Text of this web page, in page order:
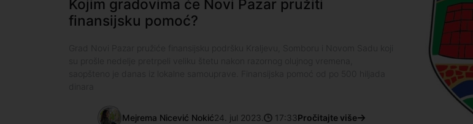
Kojim gradovima će Novi Pazar pružiti
finansijsku pomoć?
Mejrema Nicević Nokić24. jul 2023. 17:33Pročitajte više